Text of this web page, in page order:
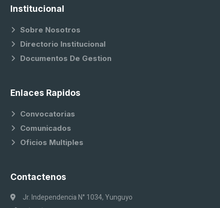
Institucional
Sobre Nosotros
Directorio Institucional
Documentos De Gestion
Enlaces Rapidos
Convocatorias
Comunicados
Oficios Multiples
Contactenos
Jr. Independencia N° 1034, Yunguyo